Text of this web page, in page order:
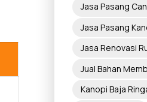
Jasa Pasang
Jasa Pasang
Jasa Renovasi
Jual Bahan
Kanopi Baja